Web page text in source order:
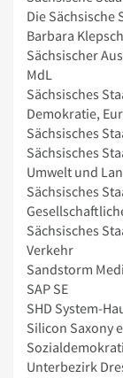
Die
Barbara Klepsch
Sächsischer
MdL
Sächsisches
Demokratie,
Sächsisches
Sächsisches
Umwelt und
Sächsisches
Sächsisches
Verkehr
Sandstorm
SAP SE
SHD System-
Silicon Saxony
Unterbezirk